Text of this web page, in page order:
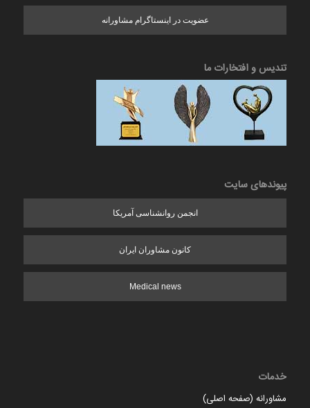
عضویت در اینستاگرام مشاورانه
تندیس و افتخارات ما
پیوندهای سایت
انجمن روانشناسی آمریکا
کانون مشاوران ایران
Medical news
خدمات
مشاورانه (صفحه اصلی)